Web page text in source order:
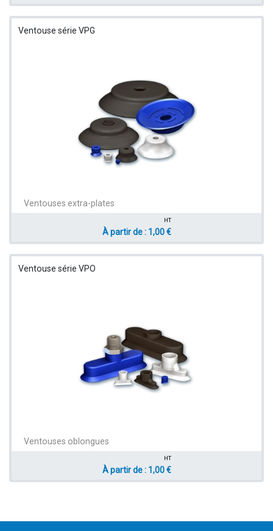
Ventouse série VPG
Ventouses extra-plates
HT
À partir de : 1,00 €
Ventouse série VPO
Ventouses oblongues
HT
À partir de : 1,00 €